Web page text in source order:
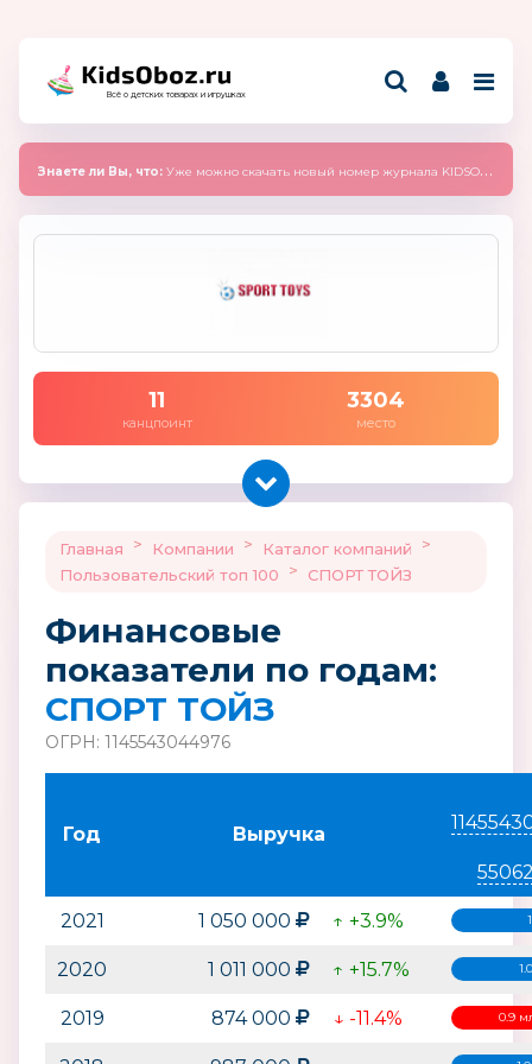
Всё о детских товарах и игрушках
Знаете ли Вы, что: Уже можно скачать новый номер журнала KIDSOBOZ 2025 (сентябрь)
11
канцпоинт
3304
место
Главная > Компании > Каталог компаний
>
Пользовательский топ 100
> СПОРТ ТОЙЗ
Финансовые
показатели по годам:
СПОРТ ТОЙЗ
ОГРН: 1145543044976
Год Выручка
2021 1 050 000 ↑ +3.9%
2020 1 011 000 ↑ +15.7%
2019 874 000 ↓ -11.4% 0.9